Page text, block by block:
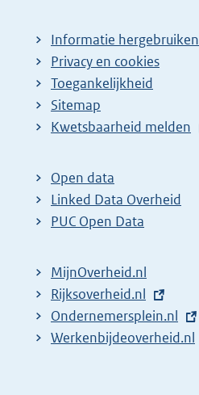
Informatie hergebruiken
Privacy en cookies
Toegankelijkheid
Sitemap
E
t
e
r
l
i
n
k
Kwetsbaarheid melden
Open data
Linked Data Overheid
PUC Open Data
MijnOverheid.nl
E
x
t
Rijksoverheid.nl
E
x
Ondernemersplein.nl
E
Werkenbijdeoverheid.nl